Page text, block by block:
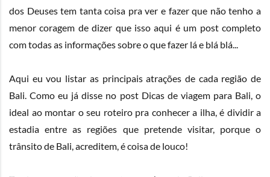
dos Deuses tem tanta coisa pra ver e fazer que não tenho a
menor coragem de dizer que isso aqui é um post completo
com todas as informações sobre o que fazer lá e blá blá...
Aqui eu vou listar as principais atrações de cada região de
Bali. Como eu já disse no post Dicas de viagem para Bali, o
ideal ao montar o seu roteiro pra conhecer a ilha, é dividir a
estadia entre as regiões que pretende visitar, porque o
trânsito de Bali, acreditem, é coisa de louco!